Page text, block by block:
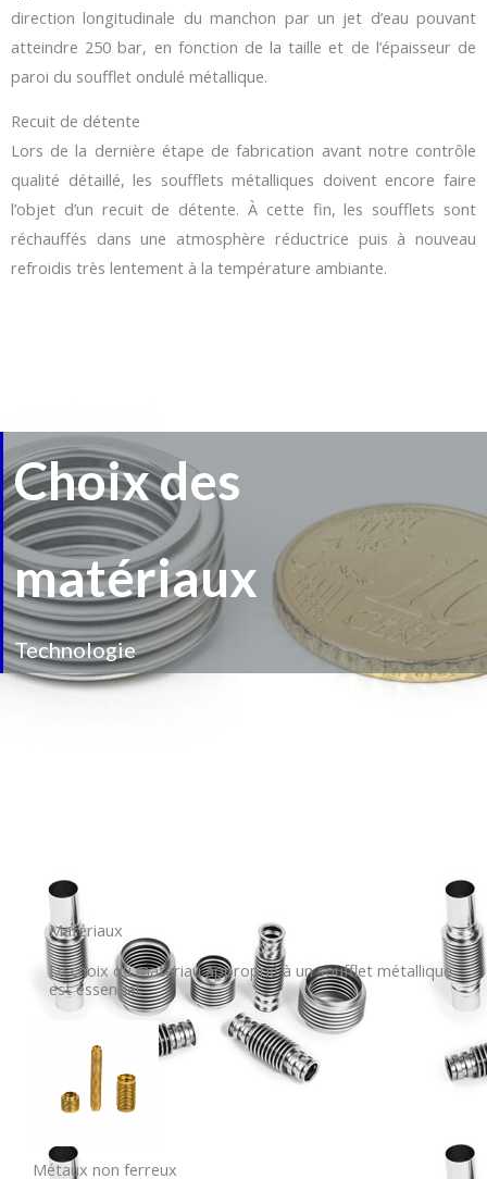
direction longitudinale du manchon par un jet d’eau pouvant
atteindre 250 bar, en fonction de la taille et de l’épaisseur de
paroi du soufflet ondulé métallique.
Recuit de détente
Lors de la dernière étape de fabrication avant notre contrôle
qualité détaillé, les soufflets métalliques doivent encore faire
l’objet d’un recuit de détente. À cette fin, les soufflets sont
réchauffés dans une atmosphère réductrice puis à nouveau
refroidis très lentement à la température ambiante.
Choix des
matériaux
Technologie
Matériaux
Le choix du matériau approprié à un soufflet métallique
est essentiel.
Métaux non ferreux